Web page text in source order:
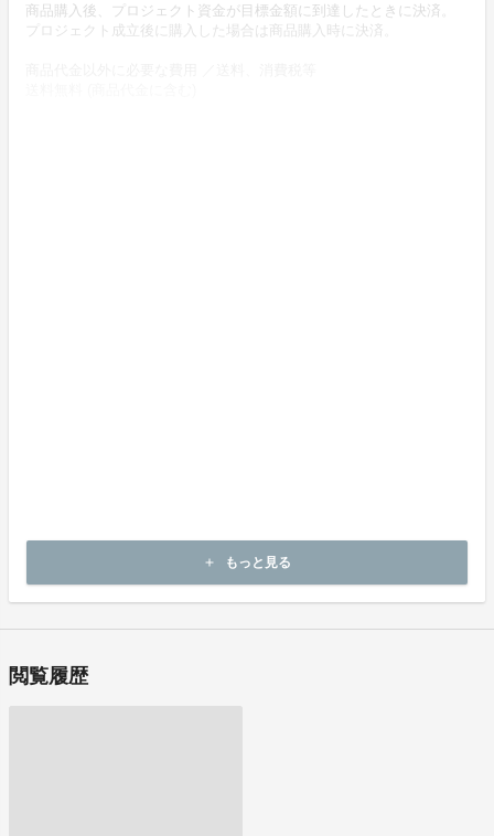
商品購入後、プロジェクト資金が目標金額に到達したときに決済。
プロジェクト成立後に購入した場合は商品購入時に決済。
・商品が汚れている、または破損している場合
add もっと見る
閲覧履歴